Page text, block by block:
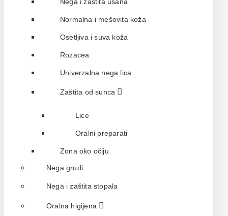
Normalna i mešovita koža
Osetljiva i suva koža
Rozacea
Univerzalna nega lica
Zaštita od sunca
Lice
Oralni preparati
Zona oko očiju
Nega grudi
Nega i zaštita stopala
Oralna higijena